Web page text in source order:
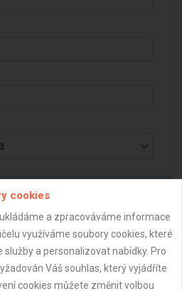
objednávky
0 Kč
0 Kč
cookies
a zpracováváme informace
využíváme soubory cookies, které
a personalizovat nabídky. Pro
Váš souhlas, který vyjádříte
cookies můžete změnit volbou